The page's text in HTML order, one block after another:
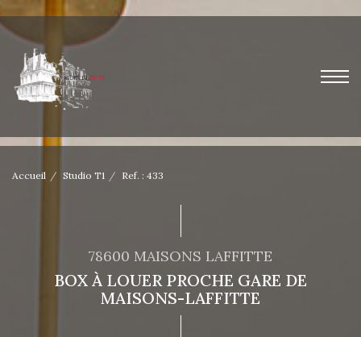
Accueil Studio T1 Ref. : 433
78600 MAISONS LAFFITTE
BOX À LOUER PROCHE GARE DE
MAISONS-LAFFITTE